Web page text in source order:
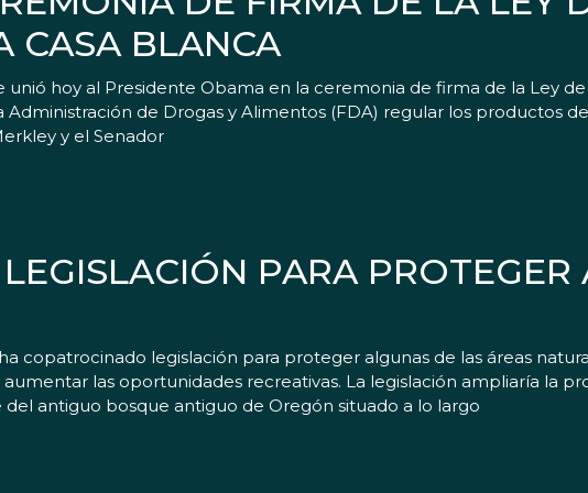
CASA BLANCA
unió hoy al Presidente Obama en la ceremonia de firma de la Ley
de Drogas y Alimentos (FDA) regular los productos
y el Senador
PARA PROTEGER
copatrocinado legislación para proteger algunas de las áreas
las oportunidades recreativas. La legislación ampliaría la
antiguo bosque antiguo de Oregón situado a lo largo